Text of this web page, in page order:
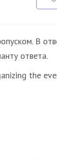
В
ответа.
the